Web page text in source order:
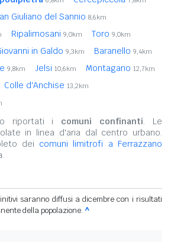
Giuliano del Sannio 8,6km
Ripalimosani 9,0km Toro 9,0km
in Galdo 9,3km Baranello 9,4km
9,8km Jelsi 10,6km Montagano 12,7km
Colle d'Anchise 13,2km
riportati i comuni confinanti. Le
in linea d'aria dal centro urbano.
dei comuni limitrofi a Ferrazzano
saranno diffusi a dicembre con i risultati
della popolazione. ^